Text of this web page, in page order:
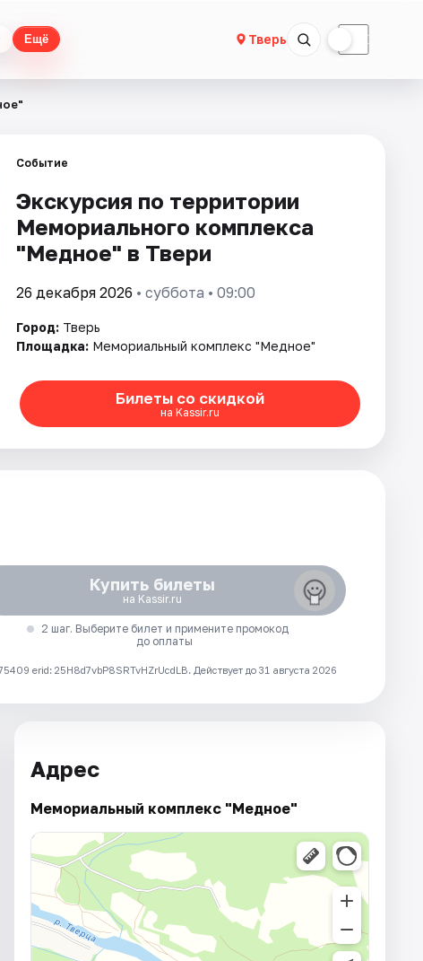
Ещё Тверь ☾
Событие
Экскурсия по территории
Мемориального комплекса
"Медное" в Твери
26 декабря 2026 • суббота • 09:00
Город: Тверь
Площадка: Мемориальный комплекс "Медное"
Билеты со скидкой
на Kassir.ru
Купить билеты
на Kassir.ru
2 шаг. Выберите билет и примените промокод
до оплаты
erid: 25H8d7vbP8SRTvHZrUcdLB. Действует до 31 августа 2026
Адрес
Мемориальный комплекс "Медное"